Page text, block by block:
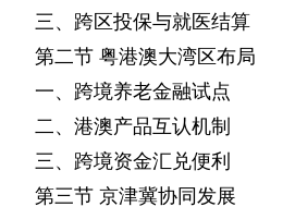
三、跨区投保与就医结算
第二节 粤港澳大湾区布局
一、跨境养老金融试点
二、港澳产品互认机制
三、跨境资金汇兑便利
第三节 京津冀协同发展